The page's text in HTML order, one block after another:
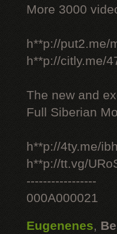
More 3000
h**p://put2.me/
h**p://citly.me/
The new and
Full Siberian
h**p://4ty.me/
h**p://tt.vg/
-----------------
000A000021
Eugenenes,